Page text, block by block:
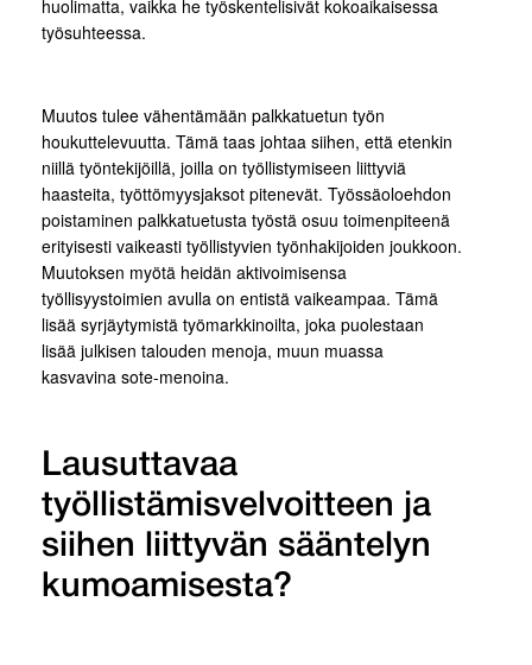
huolimatta, vaikka he työskentelisivät kokoaikaisessa
työsuhteessa.
Muutos tulee vähentämään palkkatuetun työn
houkuttelevuutta. Tämä taas johtaa siihen, että etenkin
niillä työntekijöillä, joilla on työllistymiseen liittyviä
haasteita, työttömyysjaksot pitenevät. Työssäoloehdon
poistaminen palkkatuetusta työstä osuu toimenpiteenä
erityisesti vaikeasti työllistyvien työnhakijoiden joukkoon.
Muutoksen myötä heidän aktivoimisensa
työllisyystoimien avulla on entistä vaikeampaa. Tämä
lisää syrjäytymistä työmarkkinoilta, joka puolestaan
lisää julkisen talouden menoja, muun muassa
kasvavina sote-menoina.
Lausuttavaa
työllistämisvelvoitteen ja
siihen liittyvän sääntelyn
kumoamisesta?